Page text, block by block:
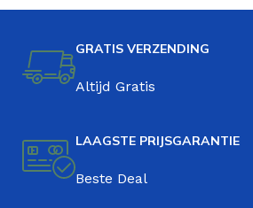
GRATIS VERZENDING
Altijd Gratis
LAAGSTE PRIJSGARANTIE
Beste Deal